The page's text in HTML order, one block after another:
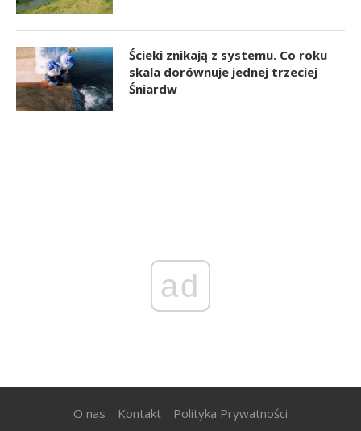
Ścieki znikają z systemu. Co roku
skala dorównuje jednej trzeciej
Śniardw
ad
O nas Kontakt Polityka Prywatności